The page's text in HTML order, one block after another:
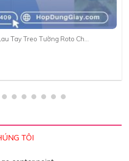
Tay Treo Tường Roto Ch…
TÔI